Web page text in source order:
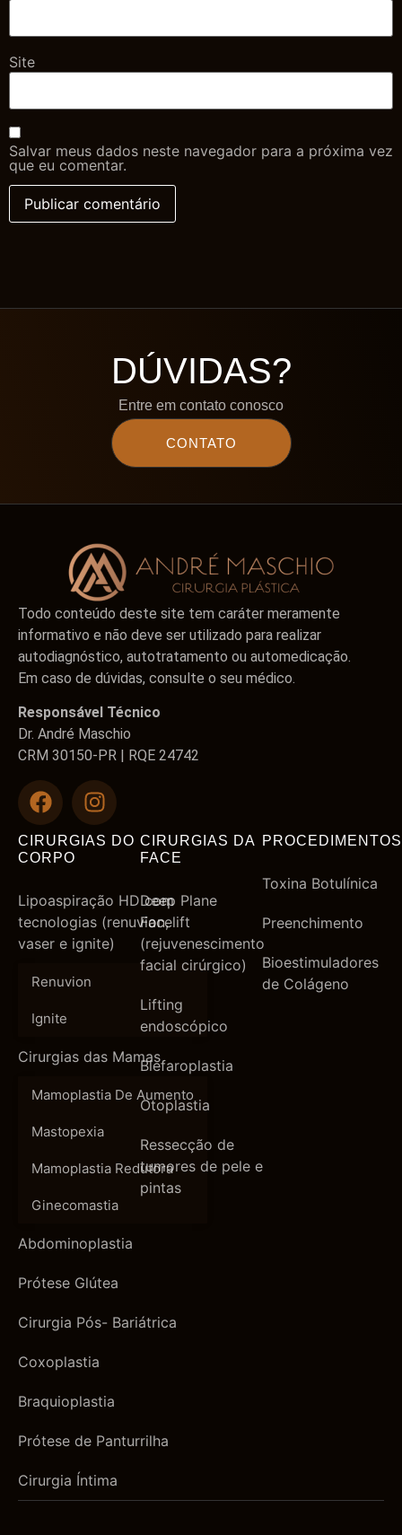
Site
Salvar meus dados neste navegador para a próxima vez
que eu comentar.
DÚVIDAS?
Entre em contato conosco
CONTATO
Todo conteúdo deste site tem caráter meramente
informativo e não deve ser utilizado para realizar
autodiagnóstico, autotratamento ou automedicação.
Em caso de dúvidas, consulte o seu médico.
Responsável Técnico
Dr. André Maschio
CRM 30150-PR | RQE 24742
CIRURGIAS DO
CORPO
Lipoaspiração HD com
tecnologias (renuvion,
vaser e ignite)
Renuvion
Ignite
Cirurgias das Mamas
Mamoplastia De Aumento
Mastopexia
Mamoplastia Redutora
Ginecomastia
Abdominoplastia
Prótese Glútea
Cirurgia Pós- Bariátrica
Coxoplastia
Braquioplastia
Prótese de Panturrilha
Cirurgia Íntima
CIRURGIAS DA
FACE
Deep Plane
Facelift
(rejuvenescimento
facial cirúrgico)
Lifting
endoscópico
Blefaroplastia
Otoplastia
Ressecção de
tumores de pele e
pintas
PROCEDIMENTOS
Toxina Botulínica
Preenchimento
Bioestimuladores
de Colágeno